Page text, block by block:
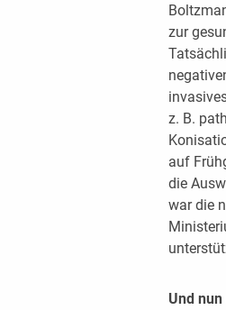
zur
z. B.
auf
die
war die
Und